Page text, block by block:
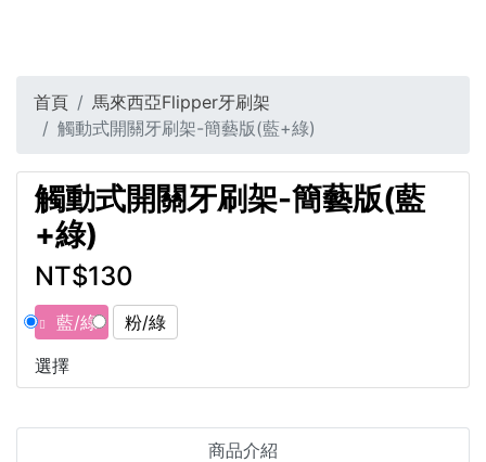
首頁
馬來西亞Flipper牙刷架
觸動式開關牙刷架-簡藝版(藍+綠)
觸動式開關牙刷架-簡藝版(藍
+綠)
NT$130
藍/綠
粉/綠
選擇
商品介紹